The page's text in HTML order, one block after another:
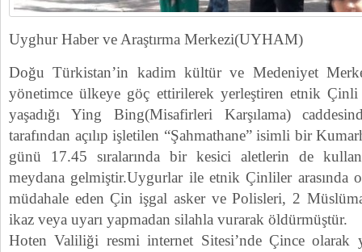
Uyghur Haber ve Araştırma Merkezi(UYHAM)
Doğu Türkistan’in kadim kültür ve Medeniyet
yönetimce ülkeye göç ettirilerek yerleştiren etnik
yaşadığı Ying Bing(Misafirleri Karşılama)
tarafından açılıp işletilen “Şahmathane” isimli bir
günü 17.45 sıralarında bir kesici aletlerin de
meydana gelmiştir.Uygurlar ile etnik Çinliler arasında
müdahale eden Çin işgal asker ve Polisleri, 2
ikaz veya uyarı yapmadan silahla vurarak öldürmüştür.
Hoten Valiliği resmi internet Sitesi’nde Çince olarak